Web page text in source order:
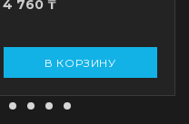
4 760 ₸
В КОРЗИНУ